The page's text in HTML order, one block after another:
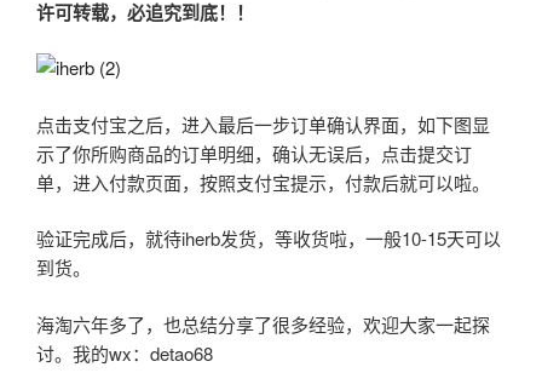
许可转载，必追究到底！！
点击支付宝之后，进入最后一步订单确认界面，如下图显
示了你所购商品的订单明细，确认无误后，点击提交订
单，进入付款页面，按照支付宝提示，付款后就可以啦。
验证完成后，就待iherb发货，等收货啦，一般10-15天可以
到货。
海淘六年多了，也总结分享了很多经验，欢迎大家一起探
讨。我的wx：detao68